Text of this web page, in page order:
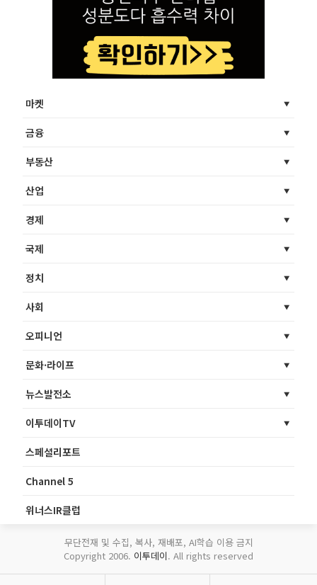
마켓
금융
부동산
산업
경제
국제
정치
사회
오피니언
문화·라이프
뉴스발전소
이투데이TV
스페셜리포트
Channel 5
위너스IR클럽
무단전재 및 수집, 복사, 재배포, AI학습 이용 금지
Copyright 2006. 이투데이. All rights reserved